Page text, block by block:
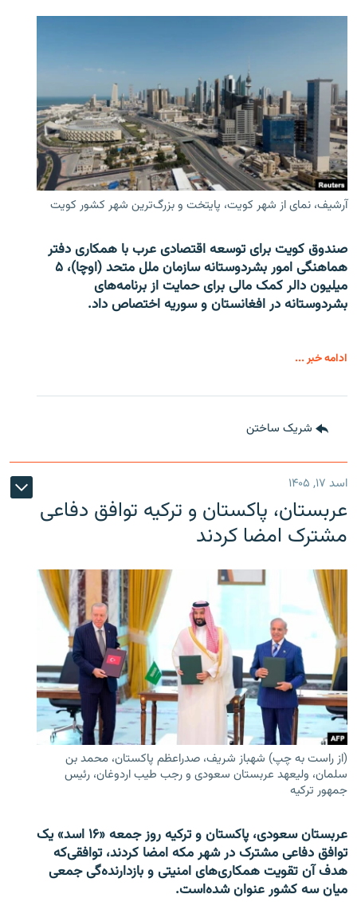
آرشیف، نمای از شهر کویت، پایتخت و بزرگ‌ترین شهر کشور کویت
صندوق کویت برای توسعه اقتصادی عرب با همکاری دفتر
هماهنگی امور بشردوستانه سازمان ملل متحد (اوچا)، ۵
میلیون دالر کمک مالی برای حمایت از برنامه‌های
بشردوستانه در افغانستان و سوریه اختصاص داد.
ادامه خبر ...
شریک ساختن
اسد ۱۷, ۱۴۰۵
عربستان، پاکستان و ترکیه توافق دفاعی
مشترک امضا کردند
(از راست به چپ) شهباز شریف، صدراعظم پاکستان، محمد بن
سلمان، ولیعهد عربستان سعودی و رجب طیب اردوغان، رئیس
جمهور ترکیه
عربستان سعودی، پاکستان و ترکیه روز جمعه «۱۶ اسد» یک
توافق دفاعی مشترک در شهر مکه امضا کردند، توافقی‌که
هدف آن تقویت همکاری‌های امنیتی و بازدارنده‌گی جمعی
میان سه کشور عنوان شده‌است.